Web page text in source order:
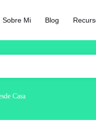
Sobre Mi Blog
Casa